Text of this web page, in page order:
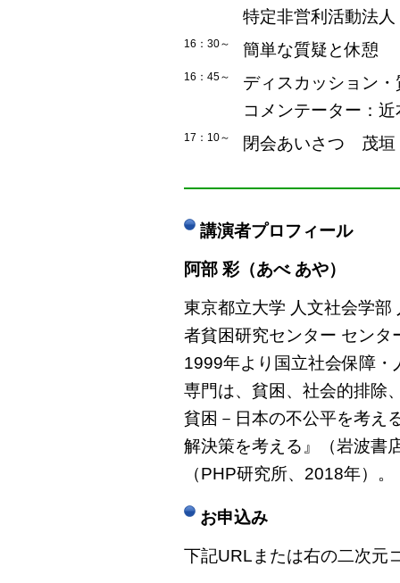
特定非営利活動法
16：30～ 簡単な質疑と休憩
16：45～
ディスカッション・
コメンテーター：
17：10～ 閉会あいさつ 茂垣
講演者プロフィール
阿部 彩（あべ あや）
東京都立大学 人文社会学
者貧困研究センター セン
1999年より国立社会保障
専門は、貧困、社会的排除
貧困－日本の不公平を考え
解決策を考える』（岩波書
（PHP研究所、2018年）。
お申込み
下記URLまたは右の二次元